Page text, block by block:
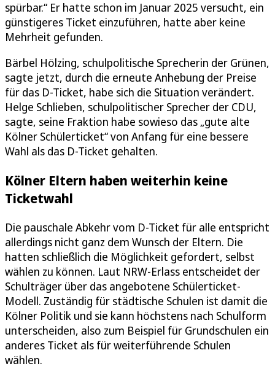
spürbar.“ Er hatte schon im Januar 2025 versucht, ein
günstigeres Ticket einzuführen, hatte aber keine
Mehrheit gefunden.
Bärbel Hölzing, schulpolitische Sprecherin der Grünen,
sagte jetzt, durch die erneute Anhebung der Preise
für das D-Ticket, habe sich die Situation verändert.
Helge Schlieben, schulpolitischer Sprecher der CDU,
sagte, seine Fraktion habe sowieso das „gute alte
Kölner Schülerticket“ von Anfang für eine bessere
Wahl als das D-Ticket gehalten.
Kölner Eltern haben weiterhin keine
Ticketwahl
Die pauschale Abkehr vom D-Ticket für alle entspricht
allerdings nicht ganz dem Wunsch der Eltern. Die
hatten schließlich die Möglichkeit gefordert, selbst
wählen zu können. Laut NRW-Erlass entscheidet der
Schulträger über das angebotene Schülerticket-
Modell. Zuständig für städtische Schulen ist damit die
Kölner Politik und sie kann höchstens nach Schulform
unterscheiden, also zum Beispiel für Grundschulen ein
anderes Ticket als für weiterführende Schulen
wählen.